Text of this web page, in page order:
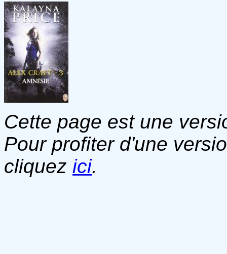
Cette page est une
Pour profiter d'une
cliquez ici.